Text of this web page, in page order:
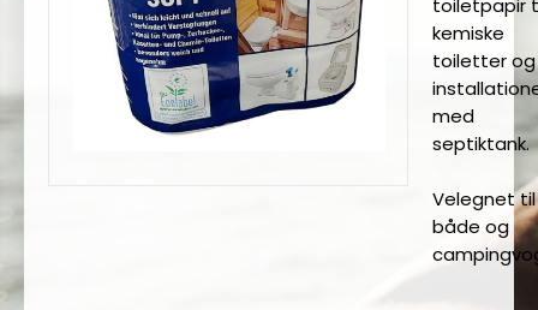
toiletpapir
kemiske
toiletter og
med
septiktank.
Velegnet til
både og